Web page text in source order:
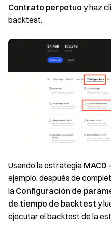
Contrato perpetuo y haz
backtest.
Usando la estrategia
ejemplo: después de
la Configuración de
de tiempo de backtest y
ejecutar el backtest de la